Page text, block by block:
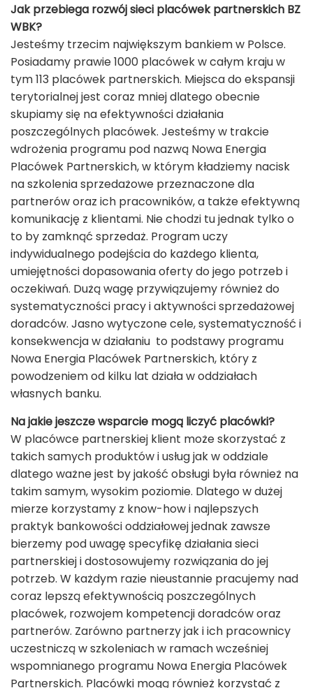
Jak przebiega rozwój sieci placówek partnerskich BZ
WBK?
Jesteśmy trzecim największym bankiem w Polsce.
Posiadamy prawie 1000 placówek w całym kraju w
tym 113 placówek partnerskich. Miejsca do ekspansji
terytorialnej jest coraz mniej dlatego obecnie
skupiamy się na efektywności działania
poszczególnych placówek. Jesteśmy w trakcie
wdrożenia programu pod nazwą Nowa Energia
Placówek Partnerskich, w którym kładziemy nacisk
na szkolenia sprzedażowe przeznaczone dla
partnerów oraz ich pracowników, a także efektywną
komunikację z klientami. Nie chodzi tu jednak tylko o
to by zamknąć sprzedaż. Program uczy
indywidualnego podejścia do każdego klienta,
umiejętności dopasowania oferty do jego potrzeb i
oczekiwań. Dużą wagę przywiązujemy również do
systematyczności pracy i aktywności sprzedażowej
doradców. Jasno wytyczone cele, systematyczność i
konsekwencja w działaniu to podstawy programu
Nowa Energia Placówek Partnerskich, który z
powodzeniem od kilku lat działa w oddziałach
własnych banku.
Na jakie jeszcze wsparcie mogą liczyć placówki?
W placówce partnerskiej klient może skorzystać z
takich samych produktów i usług jak w oddziale
dlatego ważne jest by jakość obsługi była również na
takim samym, wysokim poziomie. Dlatego w dużej
mierze korzystamy z know-how i najlepszych
praktyk bankowości oddziałowej jednak zawsze
bierzemy pod uwagę specyfikę działania sieci
partnerskiej i dostosowujemy rozwiązania do jej
potrzeb. W każdym razie nieustannie pracujemy nad
coraz lepszą efektywnością poszczególnych
placówek, rozwojem kompetencji doradców oraz
partnerów. Zarówno partnerzy jak i ich pracownicy
uczestniczą w szkoleniach w ramach wcześniej
wspomnianego programu Nowa Energia Placówek
Partnerskich. Placówki mogą również korzystać z